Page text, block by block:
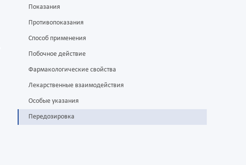
Показания
Противопоказания
Способ применения
Побочное действие
Фармакологические свойства
Лекарственные взаимодействия
Особые указания
Передозировка